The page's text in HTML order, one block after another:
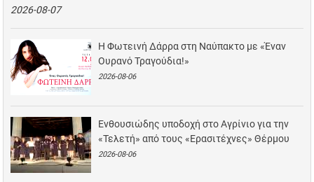
2026-08-07
Η Φωτεινή Δάρρα στη Ναύπακτο με «Έναν
Ουρανό Τραγούδια!»
2026-08-06
Ενθουσιώδης υποδοχή στο Αγρίνιο για την
«Τελετή» από τους «Ερασιτέχνες» Θέρμου
2026-08-06